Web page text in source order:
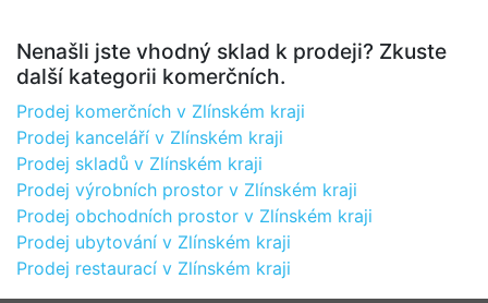
Nenašli jste vhodný sklad k prodeji? Zkuste
další kategorii komerčních.
Prodej komerčních v Zlínském kraji
Prodej kanceláří v Zlínském kraji
Prodej skladů v Zlínském kraji
Prodej výrobních prostor v Zlínském kraji
Prodej obchodních prostor v Zlínském kraji
Prodej ubytování v Zlínském kraji
Prodej restaurací v Zlínském kraji